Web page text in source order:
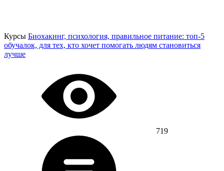
Курсы Биохакинг, психология, правильное питание: топ-5
обучалок, для тех, кто хочет помогать людям становиться
лучше
719